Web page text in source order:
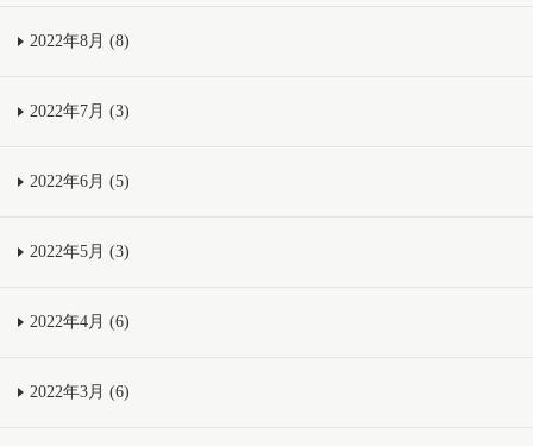
2022年8月 (8)
2022年7月 (3)
2022年6月 (5)
2022年5月 (3)
2022年4月 (6)
2022年3月 (6)